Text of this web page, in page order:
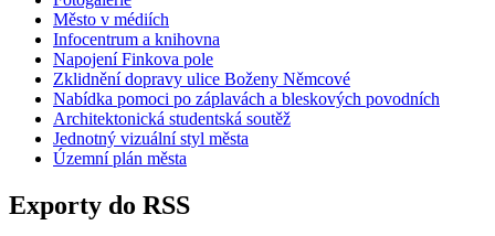
Město v médiích
Infocentrum a knihovna
Napojení Finkova pole
Zklidnění dopravy ulice Boženy Němcové
Nabídka pomoci po záplavách a bleskových povodních
Architektonická studentská soutěž
Jednotný vizuální styl města
Územní plán města
Exporty do RSS